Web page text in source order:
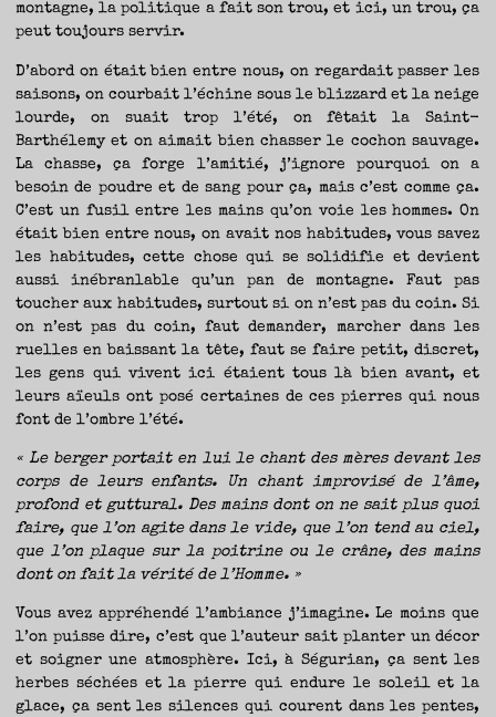
montagne, la politique a fait son trou, et ici, un trou, ça
peut toujours servir.
D’abord on était bien entre nous, on regardait passer les
saisons, on courbait l’échine sous le blizzard et la neige
lourde, on suait trop l’été, on fêtait la Saint-
Barthélemy et on aimait bien chasser le cochon sauvage.
La chasse, ça forge l’amitié, j’ignore pourquoi on a
besoin de poudre et de sang pour ça, mais c’est comme ça.
C’est un fusil entre les mains qu’on voie les hommes. On
était bien entre nous, on avait nos habitudes, vous savez
les habitudes, cette chose qui se solidifie et devient
aussi inébranlable qu’un pan de montagne. Faut pas
toucher aux habitudes, surtout si on n’est pas du coin. Si
on n’est pas du coin, faut demander, marcher dans les
ruelles en baissant la tête, faut se faire petit, discret,
les gens qui vivent ici étaient tous là bien avant, et
leurs aïeuls ont posé certaines de ces pierres qui nous
font de l’ombre l’été.
« Le berger portait en lui le chant des mères devant les
corps de leurs enfants. Un chant improvisé de l’âme,
profond et guttural. Des mains dont on ne sait plus quoi
faire, que l’on agite dans le vide, que l’on tend au ciel,
que l’on plaque sur la poitrine ou le crâne, des mains
dont on fait la vérité de l’Homme. »
Vous avez appréhendé l’ambiance j’imagine. Le moins que
l’on puisse dire, c’est que l’auteur sait planter un décor
et soigner une atmosphère. Ici, à Ségurian, ça sent les
herbes séchées et la pierre qui endure le soleil et la
glace, ça sent les silences qui courent dans les pentes,